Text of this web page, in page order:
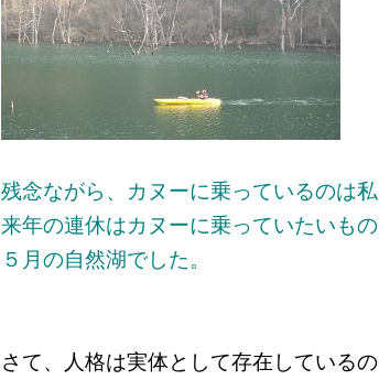
残念ながら、カヌーに乗っているのは
来年の連休はカヌーに乗っていたいも
５月の自然湖でした。
さて、人格は実体として存在している